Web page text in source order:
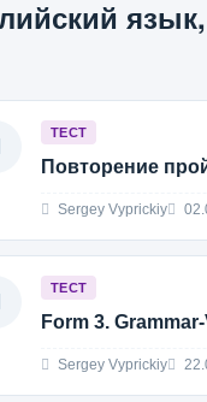
ТЕСТ
Повторение
Sergey Vyprickiy
ТЕСТ
Form 3.
Sergey Vyprickiy